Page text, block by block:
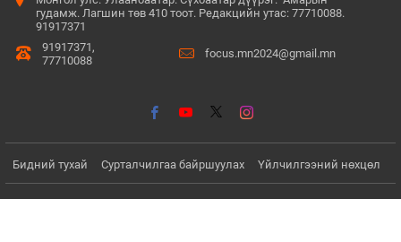
гудамж. Лагшин төв 410 тоот. Редакцийн утас: 77710088.
91917371
91917371,
77710088
focus.mn2024@gmail.mn
Бидний тухай Сурталчилгаа байршуулах Үйлчилгээний нөхцөл